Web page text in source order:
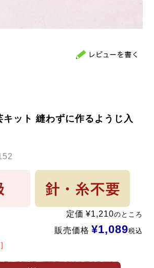
ット 縫わずに作るようじ入
定価 ¥1,210のところ
販売価格 ¥1,089税込